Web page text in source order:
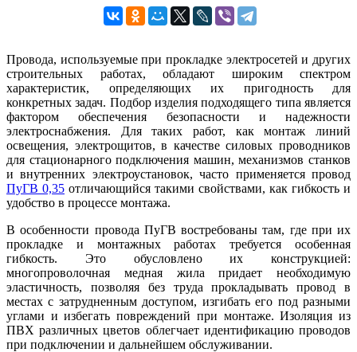
Провода, используемые при прокладке электросетей и других
строительных работах, обладают широким спектром
характеристик, определяющих их пригодность для
конкретных задач. Подбор изделия подходящего типа является
фактором обеспечения безопасности и надежности
электроснабжения. Для таких работ, как монтаж линий
освещения, электрощитов, в качестве силовых проводников
для стационарного подключения машин, механизмов станков
и внутренних электроустановок, часто применяется провод
ПуГВ 0,35 отличающийся такими свойствами, как гибкость и
удобство в процессе монтажа.
В особенности провода ПуГВ востребованы там, где при их
прокладке и монтажных работах требуется особенная
гибкость. Это обусловлено их конструкцией:
многопроволочная медная жила придает необходимую
эластичность, позволяя без труда прокладывать провод в
местах с затрудненным доступом, изгибать его под разными
углами и избегать повреждений при монтаже. Изоляция из
ПВХ различных цветов облегчает идентификацию проводов
при подключении и дальнейшем обслуживании.